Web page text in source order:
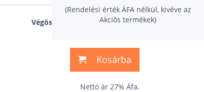
Végösszeg: 0,00 HUF
Kosárba
Nettó ár 27% Áfa.
(Rendelési érték ÁFA nélkül, kivéve az
Akciós termékek)